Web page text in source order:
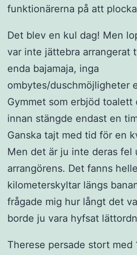
funktionärerna på att
Det blev en kul dag! Men
var inte jättebra arrangerat
enda bajamaja, inga
ombytes/duschmöjligheter
Gymmet som erbjöd toalett
innan stängde endast en
Ganska tajt med tid för en
Men det är ju inte deras fel
arrangörens. Det fanns
kilometerskyltar längs
frågade mig hur långt det
borde ju vara hyfsat
Therese persade stort med